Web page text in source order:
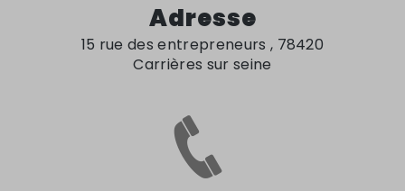
Adresse
15 rue des entrepreneurs , 78420
Carrières sur seine